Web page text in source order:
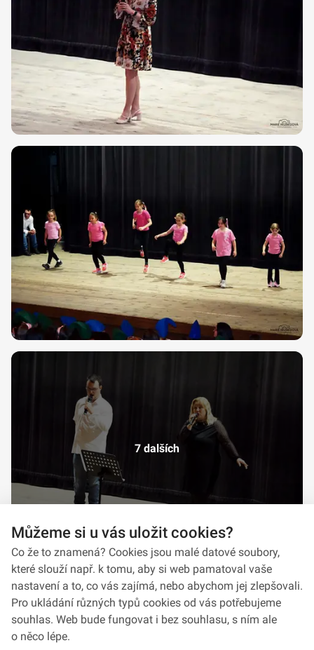
7 dalších
Můžeme si u vás uložit cookies?
Co že to znamená? Cookies jsou malé datové soubory,
které slouží např. k tomu, aby si web pamatoval vaše
nastavení a to, co vás zajímá, nebo abychom jej zlepšovali.
Pro ukládání různých typů cookies od vás potřebujeme
souhlas. Web bude fungovat i bez souhlasu, s ním ale
o něco lépe.